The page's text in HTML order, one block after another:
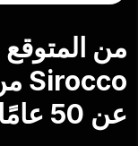
من
عن 50 عامًا